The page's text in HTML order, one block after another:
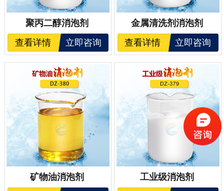
聚丙二醇消泡剂
查看详情
立即咨询
金属清洗剂消泡剂
查看详情
立即咨询
矿物油消泡剂
工业级消泡剂